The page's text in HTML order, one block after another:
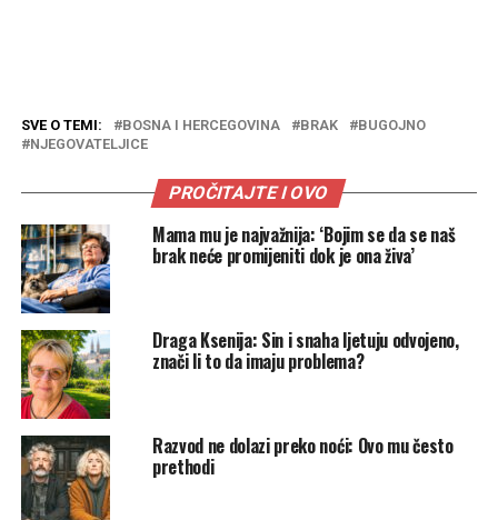
SVE O TEMI: BOSNA I HERCEGOVINA BRAK
BUGOJNO
NJEGOVATELJICE
PROČITAJTE I OVO
Mama mu je najvažnija: ‘Bojim se da se naš
brak neće promijeniti dok je ona živa’
Draga Ksenija: Sin i snaha ljetuju odvojeno,
znači li to da imaju problema?
Razvod ne dolazi preko noći: Ovo mu često
prethodi